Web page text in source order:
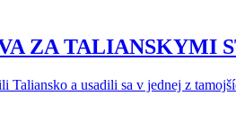
ZA TALIANSKYMI
Taliansko a usadili sa v jednej z